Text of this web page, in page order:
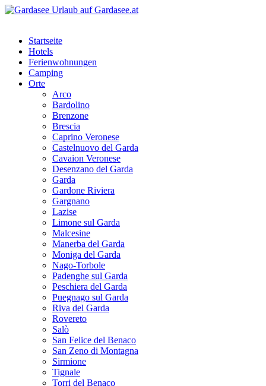
Startseite
Hotels
Ferienwohnungen
Camping
Orte
Arco
Bardolino
Brenzone
Brescia
Caprino Veronese
Castelnuovo del Garda
Cavaion Veronese
Desenzano del Garda
Garda
Gardone Riviera
Gargnano
Lazise
Limone sul Garda
Malcesine
Manerba del Garda
Moniga del Garda
Nago-Torbole
Padenghe sul Garda
Peschiera del Garda
Puegnago sul Garda
Riva del Garda
Rovereto
Salò
San Felice del Benaco
San Zeno di Montagna
Sirmione
Tignale
Torri del Benaco